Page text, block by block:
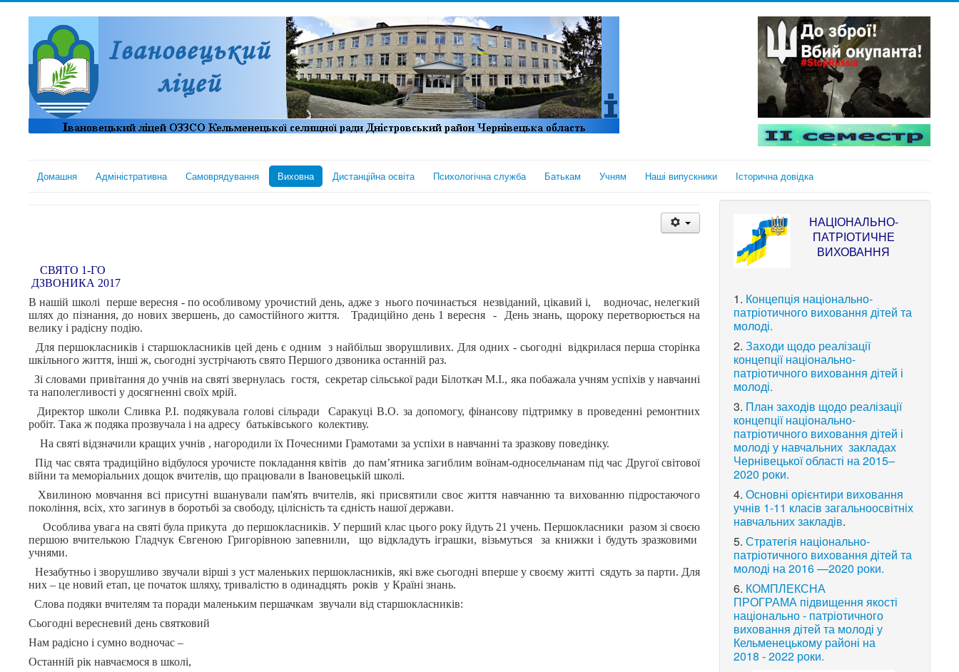
Домашня Адміністративна Самоврядування Виховна Дистанційна освіта Психологічна служба Батькам Учням Наші випускники Історична довідка
СВЯТО 1-ГО
ДЗВОНИКА 2017
В нашій школі перше вересня - по особливому урочистий день, адже з нього починається незвіданий, цікавий і, водночас, нелегкий
шлях до пізнання, до нових звершень, до самостійного життя. Традиційно день 1 вересня - День знань, щороку перетворюється на
велику і радісну подію.
Для першокласників і старшокласників цей день є одним з найбільш зворушливих. Для одних - сьогодні відкрилася перша сторінка
шкільного життя, інші ж, сьогодні зустрічають свято Першого дзвоника останній раз.
Зі словами привітання до учнів на святі звернулась гостя, секретар сільської ради Білоткач М.І., яка побажала учням успіхів у навчанні
та наполегливості у досягненні своїх мрій.
Директор школи Сливка Р.І. подякувала голові сільради Саракуці В.О. за допомогу, фінансову підтримку в проведенні ремонтних
робіт. Така ж подяка прозвучала і на адресу батьківського колективу.
На святі відзначили кращих учнів , нагородили їх Почесними Грамотами за успіхи в навчанні та зразкову поведінку.
Під час свята традиційно відбулося урочисте покладання квітів до пам’ятника загиблим воїнам-односельчанам під час Другої світової
війни та меморіальних дощок вчителів, що працювали в Івановецькій школі.
Хвилиною мовчання всі присутні вшанували пам'ять вчителів, які присвятили своє життя навчанню та вихованню підростаючого
покоління, всіх, хто загинув в боротьбі за свободу, цілісність та єдність нашої держави.
Особлива увага на святі була прикута до першокласників. У перший клас цього року йдуть 21 учень. Першокласники разом зі своєю
першою вчителькою Гладчук Євгеною Григорівною запевнили, що відкладуть іграшки, візьмуться за книжки і будуть зразковими
учнями.
Незабутньо і зворушливо звучали вірші з уст маленьких першокласників, які вже сьогодні вперше у своєму житті сядуть за парти. Для
них – це новий етап, це початок шляху, тривалістю в одинадцять років у Країні знань.
Слова подяки вчителям та поради маленьким першачкам звучали від старшокласників:
Сьогодні вересневий день святковий
Нам радісно і сумно водночас –
Останній рік навчаємося в школі,
НАЦІОНАЛЬНО-
ПАТРІОТИЧНЕ
ВИХОВАННЯ
1. Концепція національно-
патріотичного виховання дітей та
молоді.
2.Заходи щодо реалізації
концепції національно-
патріотичного виховання дітей і
молоді.
3. План заходів щодо реалізації
концепції національно-
патріотичного виховання дітей і
молоді у навчальних закладах
Чернівецької області на 2015–
2020 роки.
4.Основні орієнтири виховання
учнів 1-11 класів загальноосвітніх
навчальних закладів.
5.Стратегія національно-
патріотичного виховання дітей та
молоді на 2016 —2020 роки.
6. КОМПЛЕКСНА
ПРОГРАМА підвищення якості
національно - патріотичного
виховання дітей та молоді у
Кельменецькому районі на
2018 - 2022 роки.